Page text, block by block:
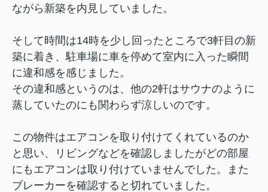
ながら新築を内見していました。
そして時間は14時を少し回ったところで3軒目の新
築に着き、駐車場に車を停めて室内に入った瞬間
に違和感を感じました。
その違和感というのは、他の2軒はサウナのように
蒸していたのにも関わらず涼しいのです。
この物件はエアコンを取り付けてくれているのか
と思い、リビングなどを確認しましたがどの部屋
にもエアコンは取り付けていませんでした。また
ブレーカーを確認すると切れていました。